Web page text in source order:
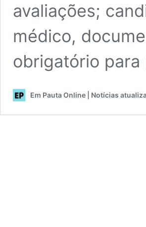
avaliações;
médico,
obrigatório para
Em Pauta Online | Notícias